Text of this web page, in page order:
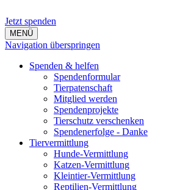
Jetzt spenden
MENÜ
Navigation überspringen
Spenden & helfen
Spendenformular
Tierpatenschaft
Mitglied werden
Spendenprojekte
Tierschutz verschenken
Spendenerfolge - Danke
Tiervermittlung
Hunde-Vermittlung
Katzen-Vermittlung
Kleintier-Vermittlung
Reptilien-Vermittlung